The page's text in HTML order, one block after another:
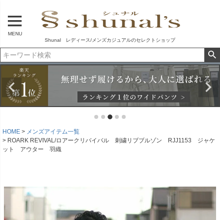
MENU
Shunal レディース/メンズカジュアルのセレクトショップ
HOME
メンズアイテム一覧
ROARK REVIVAL/ロアークリバイバル 刺繍リブブルゾン RJJ1153 ジャケ
ット アウター 羽織